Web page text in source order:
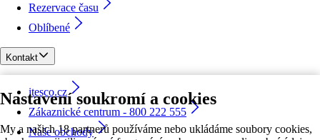
Nastavení soukromí a cookies
My a našich 18 partnerů používáme nebo ukládáme soubory cookies,
Rezervace času
Oblíbené
Kontakt
itesco.cz
Zákaznické centrum - 800 222 555
Naše obchody